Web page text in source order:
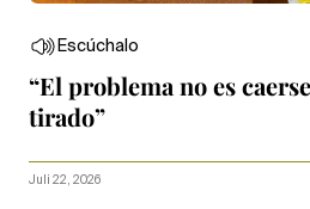
Escúchalo
“El problema no es
tirado”
Juli 22, 2026